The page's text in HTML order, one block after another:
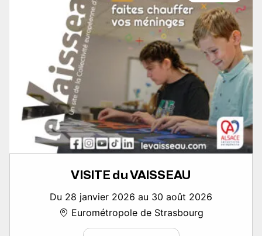
VISITE du VAISSEAU
Du 28 janvier 2026 au 30 août 2026
Eurométropole de Strasbourg